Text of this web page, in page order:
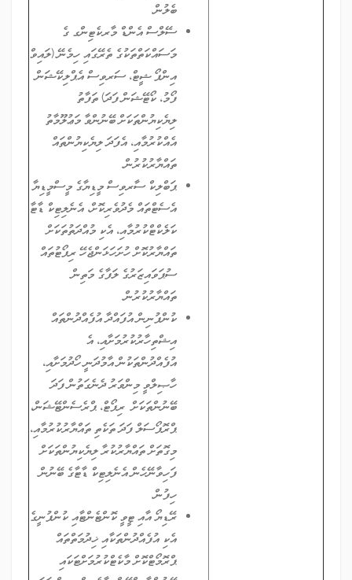
ބެލުން.
ސޭލްސް އެންޑް މާރކެޓިންގ ގެ
މަސައްކަތްތަކުގެ ތެރޭގައި ހިމެނޭ (ލައިވް
އިންފޯ ޝީޓް، ސަރވިސް އެޕްލިކޭޝަން
ފޯމު، ކޯޓޭޝަން ފަދަ) ތަފާތު
ލިޔެކިޔުންތަކަށް ބޭނުންވާ މަޢުލޫމާތު
އެއްކުރުމާއި، އެފަދަ ލިޔެކިޔުންތައް
ތައްޔާރުކުރުން.
ޕަބްލިކް ސާރވިސް މީޑިޔާގެ މީސްމީޑިޔާ
އެސެޓްތައް މެދުވެރިކޮށް، އެނެލިޓިކް ޑާޓާ
ކަލެކްޓްކުރުމާއި، އެކި މުއްދަތުތަކަށް
ތައްޔާރުކޮށް ހުށަހަޅަންޖެހޭ ރިޕޯޓުތައް
ސުޕަވައިޒަރުގެ ލަފާގެ މަތިން
ތައްޔާރުކުރުން.
ކުންފުނިން އުފައްދާ އުފެއްދުންތައް
އިޝްތިހާރުކުރުމަށާއި، އެ
އުފެއްދުންތަކުން އާމުދަނީ ހޯދުމަށާއި،
ހާޞިލްވީ މިންވަރު ދެނެގަތުން ފަދަ
ބޭނުންތަކަށް ރިޕޯޓް، ޕްރެސެންޓޭޝަން،
ޕްރޮޕޯސަލް ފަދަ ތަކެތި ތައްޔާރުކުރުމާއި،
މިގޮތަށް ތައްޔާރުކުރާ ލިޔެކިޔުންތަކަށް
ފަހިވާނޭހެން އެނެލިޓިކް ޑާޓާގެ ބޭނުން
ހިފުން.
ރޭޑިޔޯ އާއި ޓީވީ ކޮންޓެންޓާއި ކުންފުނީގެ
އެކި އުފެއްދުންތަކާއި ޚިދުމަތްތައް
ޕްރޮމޯޓްކޮށް މާކެޓްކުރުމަށްޓަކައި